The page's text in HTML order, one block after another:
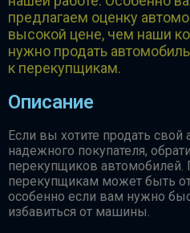
предлагаем оценку
высокой цене, чем наши
нужно продать
к перекупщикам.
Описание
Если вы хотите продать
надежного покупателя,
перекупщиков автомобилей.
перекупщикам может быть
особенно если вам нужно
избавиться от машины.